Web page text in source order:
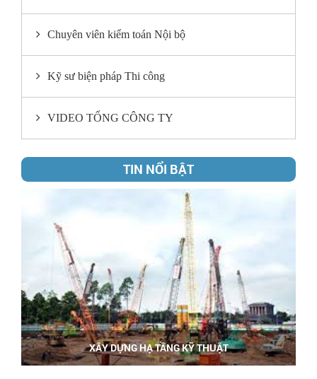
Chuyên viên kiểm toán Nội bộ
Kỹ sư biện pháp Thi công
VIDEO TỔNG CÔNG TY
TIN NỔI BẬT
XÂY DỰNG HẠ TẦNG KỸ THUẬT